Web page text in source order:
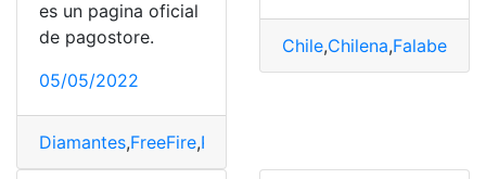
es un pagina oficial
de pagostore.
05/05/2022
Diamantes,FreeFire,Pagos
Chile,Chilena,Falabella